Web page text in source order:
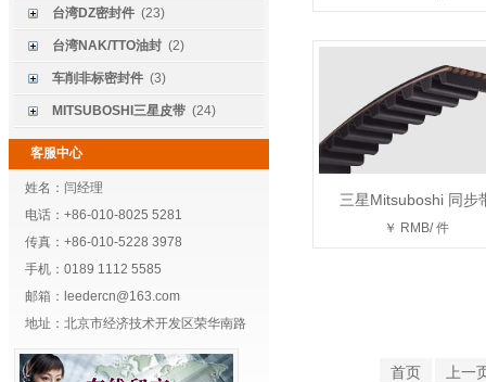
台湾DZ密封件 (23)
台湾NAK/TTO油封 (2)
车削非标密封件 (3)
MITSUBOSHI三星皮带 (24)
客服中心
姓名：闫经理
电话：+86-010-8025 5281
传真：+86-010-5228 3978
手机：0189 1112 5585
邮箱：leedercn@163.com
地址：北京市经济技术开发区荣华南路
三星Mitsuboshi 同步
￥ RMB/ 件
首页 上一